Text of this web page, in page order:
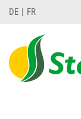
DE FR